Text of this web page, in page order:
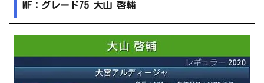
MF：グレード75 大山 啓輔